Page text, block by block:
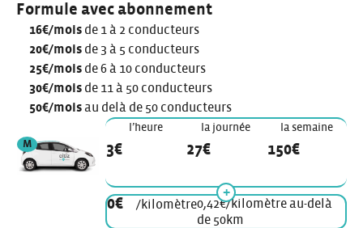
Formule avec abonnement
16€/mois de 1 à 2 conducteurs
20€/mois de 3 à 5 conducteurs
25€/mois de 6 à 10 conducteurs
30€/mois de 11 à 50 conducteurs
50€/moisau delà de 50 conducteurs
l’heure la journée la semaine
véhicule de modèle
M 3€ 27€ 150€
0€ /kilomètre0,42€/kilomètre au-delà
de 50km